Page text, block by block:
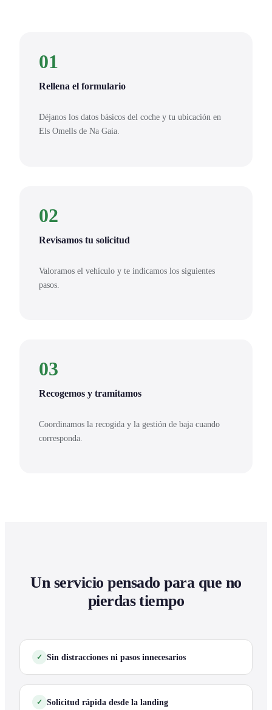
01
Rellena el formulario
Déjanos los datos básicos del coche y tu ubicación en
Els Omells de Na Gaia.
02
Revisamos tu solicitud
Valoramos el vehículo y te indicamos los siguientes
pasos.
03
Recogemos y tramitamos
Coordinamos la recogida y la gestión de baja cuando
corresponda.
Un servicio pensado para que no
pierdas tiempo
Sin distracciones ni pasos innecesarios
Solicitud rápida desde la landing